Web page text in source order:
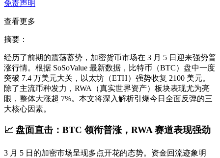
免责声明
查看更多
摘要：
经历了前期的震荡蓄势，加密货币市场在 3 月 5 日迎来强势普
涨行情。根据 SoSoValue 最新数据，比特币（BTC）盘中一度
突破 7.4 万美元大关，以太坊（ETH）强势收复 2100 美元。
除了主流币种发力，RWA（真实世界资产）板块表现尤为亮
眼，整体大涨超 7%。本文将深入解析引爆今日全面反弹的三
大核心因素。
📈 盘面直击：BTC 领衔普涨，RWA 赛道表现强劲
3 月 5 日的加密市场呈现多点开花的态势。资金回流迹象明